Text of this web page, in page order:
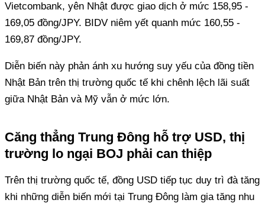
Vietcombank, yên Nhật được giao dịch ở mức 158,95 -
169,05 đồng/JPY. BIDV niêm yết quanh mức 160,55 -
169,87 đồng/JPY.
Diễn biến này phản ánh xu hướng suy yếu của đồng tiền
Nhật Bản trên thị trường quốc tế khi chênh lệch lãi suất
giữa Nhật Bản và Mỹ vẫn ở mức lớn.
Căng thẳng Trung Đông hỗ trợ USD, thị
trường lo ngại BOJ phải can thiệp
Trên thị trường quốc tế, đồng USD tiếp tục duy trì đà tăng
khi những diễn biến mới tại Trung Đông làm gia tăng nhu